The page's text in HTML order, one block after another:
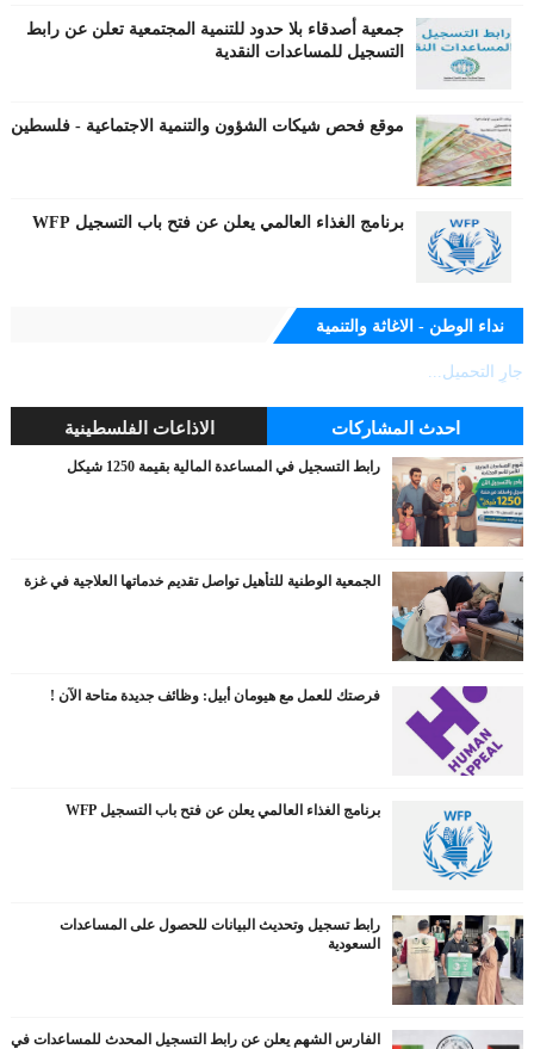
جمعية أصدقاء بلا حدود للتنمية المجتمعية تعلن عن رابط
التسجيل للمساعدات النقدية
موقع فحص شيكات الشؤون والتنمية الاجتماعية - فلسطين
برنامج الغذاء العالمي يعلن عن فتح باب التسجيل WFP
نداء الوطن - الاغاثة والتنمية
جارٍ التحميل...
احدث المشاركات الاذاعات الفلسطينية
رابط التسجيل في المساعدة المالية بقيمة 1250 شيكل
الجمعية الوطنية للتأهيل تواصل تقديم خدماتها العلاجية في غزة
فرصتك للعمل مع هيومان أبيل: وظائف جديدة متاحة الآن !
برنامج الغذاء العالمي يعلن عن فتح باب التسجيل WFP
رابط تسجيل وتحديث البيانات للحصول على المساعدات
السعودية
الفارس الشهم يعلن عن رابط التسجيل المحدث للمساعدات في